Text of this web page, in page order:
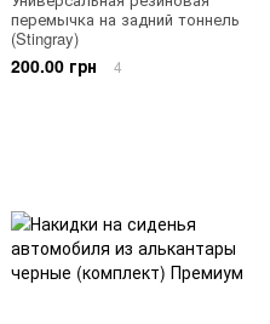
перемычка на задний тоннель
(Stingray)
200.00 грн 4